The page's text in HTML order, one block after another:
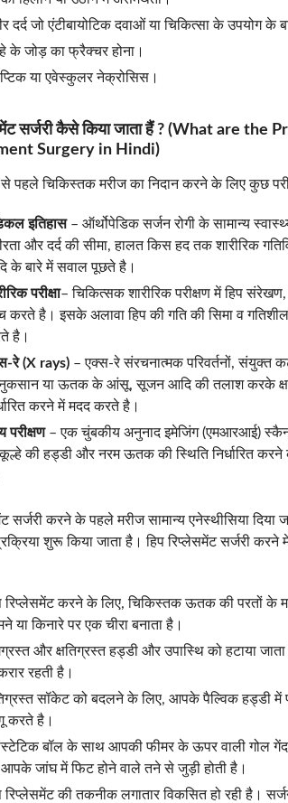
दर्द जो एंटीबायोटिक दवाओं या चिकित्सा के उपयोग के
के जोड़ का फ्रैक्चर होना।
या एवेस्कुलर नेक्रोसिस।
सर्जरी कैसे किया जाता हैं ? (What are the
Surgery in Hindi)
से पहले चिकिस्तक मरीज का निदान करने के लिए कुछ
इतिहास– ऑर्थोपेडिक सर्जन रोगी के सामान्य
और दर्द की सीमा, हालत किस हद तक शारीरिक
के बारे में सवाल पूछते है।
परीक्षा– चिकित्सक शारीरिक परीक्षण में हिप
करते है। इसके अलावा हिप की गति की सिमा व
है।
रे (X rays) – एक्स-रे संरचनात्मक परिवर्तनों, संयुक्त
या ऊतक के आंसू, सूजन आदि की तलाश करके क्षति
करने में मदद करते है।
परीक्षण– एक चुंबकीय अनुनाद इमेजिंग (एमआरआई) स्कैन
की हड्डी और नरम ऊतक की स्थिति निर्धारित
सर्जरी करने के पहले मरीज सामान्य एनेस्थीसिया
शुरू किया जाता है। हिप रिप्लेसमेंट सर्जरी
रिप्लेसमेंट करने के लिए, चिकिस्तक ऊतक की परतों के
या किनारे पर एक चीरा बनाता है।
और क्षतिग्रस्त हड्डी और उपास्थि को हटाया
रहती है।
सॉकेट को बदलने के लिए, आपके पैल्विक हड्डी में
करते है।
बॉल के साथ आपकी फीमर के ऊपर वाली गोल गेंद
जांघ में फिट होने वाले तने से जुड़ी होती है।
रिप्लेसमेंट की तकनीक लगातार विकसित हो रही है।